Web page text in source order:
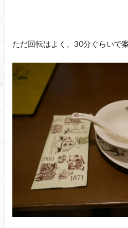
ただ回転はよく、30分ぐらいで